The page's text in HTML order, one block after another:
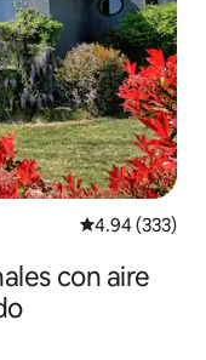
Calificación
4.94 (333)
con aire